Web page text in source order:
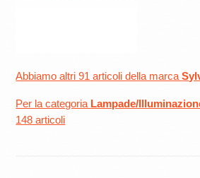
Abbiamo altri 91 articoli della marca
Per la categoria Lampade/
148 articoli